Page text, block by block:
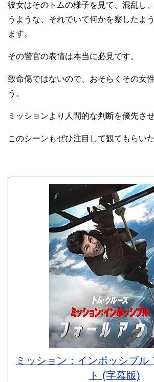
彼女はそのトムの様子を見て、混乱し
うような、それでいて何かを察したよ
ます。
その警官の表情は本当に必見です。
致命傷ではないので、おそらくその女
う。
ミッションより人間的な判断を優先さ
このシーンもぜひ注目して観てもらい
ミッション：インポッシブル
ト (字幕版)